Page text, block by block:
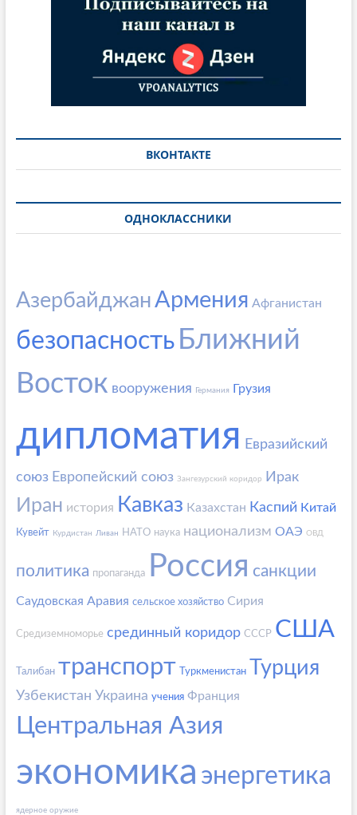
ВКОНТАКТЕ
ОДНОКЛАССНИКИ
АзербайджанАрмения Афганистан
безопасность Ближний
Восток вооружения Германия Грузия
дипломатия Евразийский
союз Европейский союз Зангезурский коридор Ирак
Иран история Кавказ Казахстан Каспий Китай
Кувейт Курдистан Ливан НАТО наука национализм ОАЭ ОВД
политика пропаганда Россия санкции
Саудовская Аравия сельское хозяйство Сирия
Средиземноморье срединный коридор СССР США
Талибан транспорт Туркменистан Турция
Узбекистан Украина учения Франция
Центральная Азия
экономика энергетика
ядерное оружие